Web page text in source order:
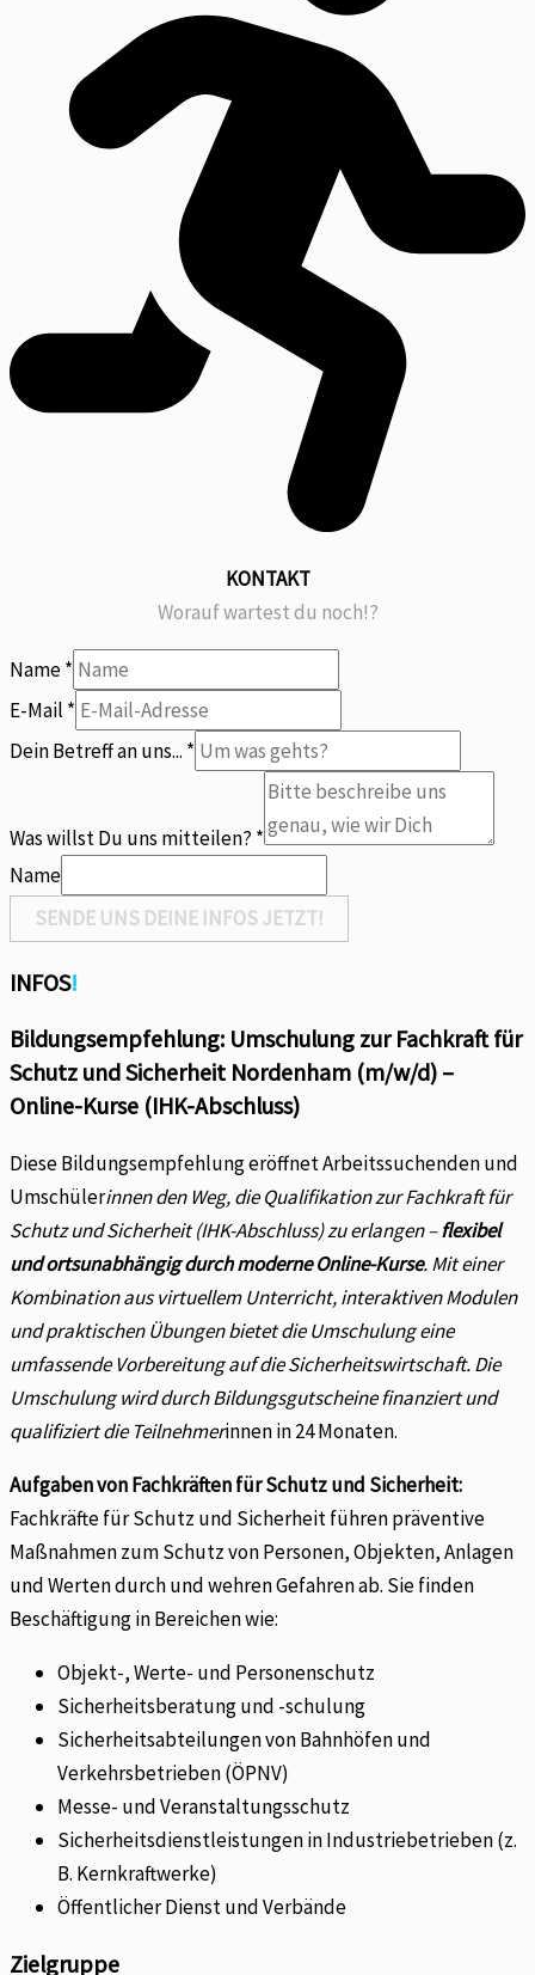
KONTAKT
Worauf wartest du noch!?
Name*
mitteilen?
Was
E-Mail *
Dein Betreff an uns... *
Was willst Du uns mitteilen? *
Name
SENDE UNS DEINE INFOS JETZT!
INFOS!
Bildungsempfehlung: Umschulung zur Fachkraft für
Schutz und Sicherheit Nordenham (m/w/d) –
Online-Kurse (IHK-Abschluss)
Diese Bildungsempfehlung eröffnet Arbeitssuchenden und
Umschülerinnen den Weg, die Qualifikation zur Fachkraft für
Schutz und Sicherheit (IHK-Abschluss) zu erlangen –flexibel
und ortsunabhängig durch moderne Online-Kurse. Mit einer
Kombination aus virtuellem Unterricht, interaktiven Modulen
und praktischen Übungen bietet die Umschulung eine
umfassende Vorbereitung auf die Sicherheitswirtschaft. Die
Umschulung wird durch Bildungsgutscheine finanziert und
qualifiziert die Teilnehmerinnen in 24 Monaten.
Aufgaben von Fachkräften für Schutz und Sicherheit:
Fachkräfte für Schutz und Sicherheit führen präventive
Maßnahmen zum Schutz von Personen, Objekten, Anlagen
und Werten durch und wehren Gefahren ab. Sie finden
Beschäftigung in Bereichen wie:
Objekt-, Werte- und Personenschutz
Sicherheitsberatung und -schulung
Sicherheitsabteilungen von Bahnhöfen und
Verkehrsbetrieben (ÖPNV)
Messe- und Veranstaltungsschutz
Sicherheitsdienstleistungen in Industriebetrieben (z.
B. Kernkraftwerke)
Öffentlicher Dienst und Verbände
Zielgruppe